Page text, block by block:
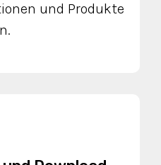
und Produkte